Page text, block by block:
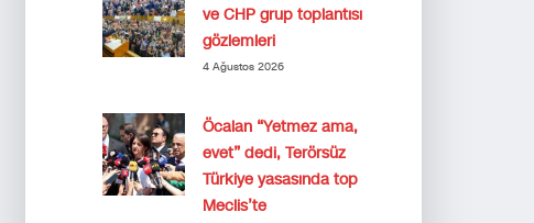
ve CHP grup toplantısı
gözlemleri
4 Ağustos 2026
Öcalan “Yetmez ama,
evet” dedi, Terörsüz
Türkiye yasasında top
Meclis’te